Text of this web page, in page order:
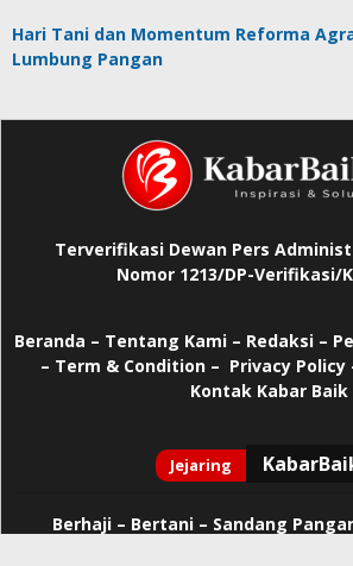
Hari Tani dan Momentum Reforma
Lumbung Pangan
Terverifikasi Dewan Pers
Nomor 1213/DP-Verifikasi/
Beranda – Tentang Kami – Redaksi –
– Term & Condition – Privacy Policy
Kontak Kabar Baik
Berhaji– Bertani – Sandang